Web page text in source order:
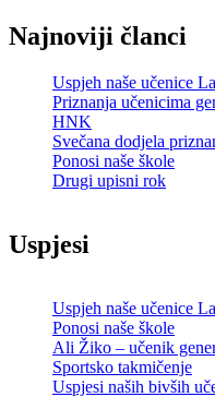
Najnoviji članci
Uspjeh naše učenice
Priznanja učenicima
HNK
Svečana dodjela
Ponosi naše škole
Drugi upisni rok
Uspjesi
Uspjeh naše učenice
Ponosi naše škole
Ali Žiko – učenik
Sportsko takmičenje
Uspjesi naših bivših